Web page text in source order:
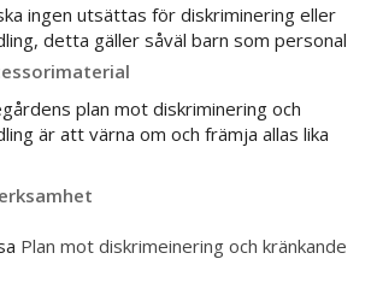
ingen utsättas för diskriminering eller
detta gäller såväl barn som personal
plan mot diskriminering och
är att värna om och främja allas lika
Plan mot diskrimeinering och kränkande